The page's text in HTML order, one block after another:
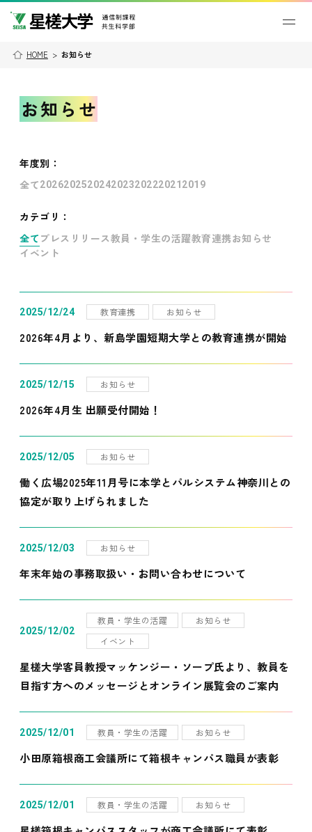
HOME > お知らせ
お知らせ
年度別 ：
全て202620252024202320222021 2019
カテゴリ：
全て プレスリリース教員・学生の活躍教育連携お知らせ
イベント
2025/12/24 教育連携 お知らせ
2026年4月より、新島学園短期大学との教育連携が開始
2025/12/15 お知らせ
2026年4月生 出願受付開始！
2025/12/05 お知らせ
働く広場2025年11月号に本学とパルシステム神奈川との
協定が取り上げられました
2025/12/03 お知らせ
年末年始の事務取扱い・お問い合わせについて
2025/12/02
教員・学生の活躍
お知らせ
イベント
星槎大学客員教授マッケンジー・ソープ氏より、教員を
目指す方へのメッセージとオンライン展覧会のご案内
2025/12/01 教員・学生の活躍 お知らせ
小田原箱根商工会議所にて箱根キャンパス職員が表彰
2025/12/01 教員・学生の活躍 お知らせ